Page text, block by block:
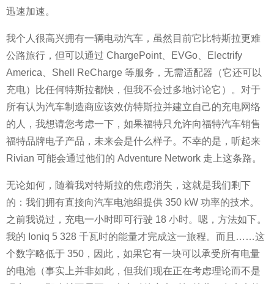
迅速加速。
我个人很高兴拥有一辆电动汽车，虽然目前它比特斯拉更难
公路旅行，但可以通过 ChargePoint、EVGo、Electrify
America、Shell ReCharge 等服务，无需适配器（它还可以
充电）比任何特斯拉都快，但我不会过多地讨论它）。对于
所有认为汽车制造商应该效仿特斯拉并建立自己的充电网络
的人，我想请您考虑一下，如果福特只允许向福特汽车销售
福特品牌电子产品，未来会是什么样子。不幸的是，听起来
Rivian 可能会通过他们的 Adventure Network 走上这条路。
无论如何，随着我对特斯拉的焦虑消失，这就是我们剩下
的：我们拥有直接向汽车电池组提供 350 kW 功率的技术。
之前我说过，充电一小时即可行驶 18 小时。嗯，方法如下。
我的 Ioniq 5 328 千瓦时的能量才完成这一旅程。而且……这
个数字略低于 350，因此，如果它有一块可以承受所有电量
的电池（事实上并非如此，但我们现在正在考虑理论而不是